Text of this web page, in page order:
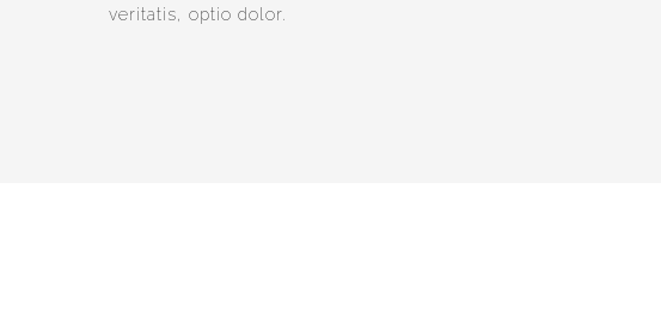
veritatis, optio dolor.